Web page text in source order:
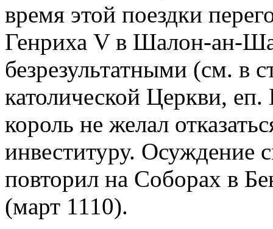
время этой поездки
Генриха V в Шалон-ан-
безрезультатными (см. в
католической Церкви,
король не желал
инвеституру. Осуждение
повторил на Соборах в
(март 1110).